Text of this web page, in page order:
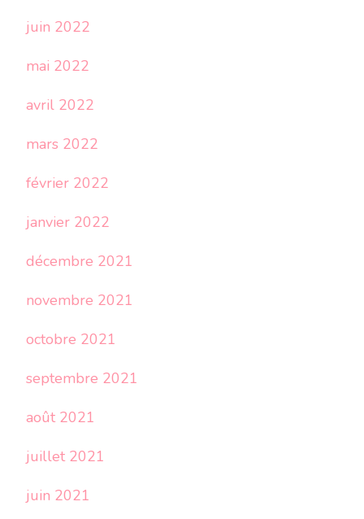
juin 2022
mai 2022
avril 2022
mars 2022
février 2022
janvier 2022
décembre 2021
novembre 2021
octobre 2021
septembre 2021
août 2021
juillet 2021
juin 2021